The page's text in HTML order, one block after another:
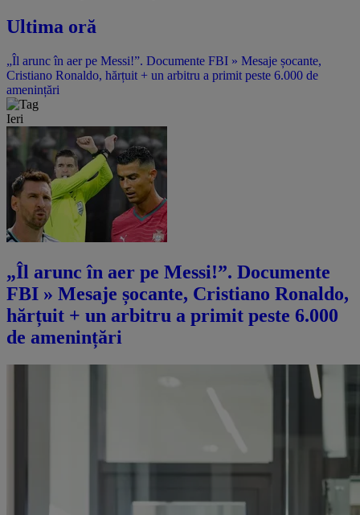
Ultima oră
„Îl arunc în aer pe Messi!”. Documente FBI » Mesaje șocante,
Cristiano Ronaldo, hărțuit + un arbitru a primit peste 6.000 de
amenințări
Ieri
„Îl arunc în aer pe Messi!”. Documente
FBI » Mesaje șocante, Cristiano Ronaldo,
hărțuit + un arbitru a primit peste 6.000
de amenințări